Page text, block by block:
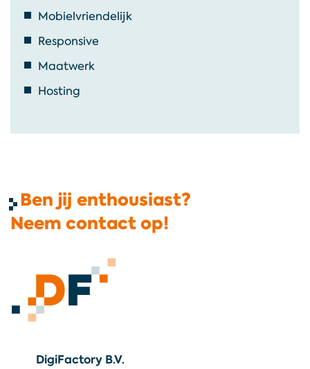
Mobielvriendelijk
Responsive
Maatwerk
Hosting
Ben jij enthousiast?
Neem contact op!
DigiFactory B.V.